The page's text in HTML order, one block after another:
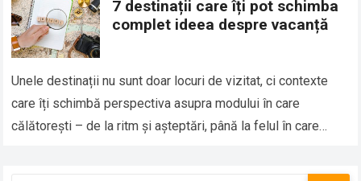
7 destinații care îți pot schimba
complet ideea despre vacanță
Unele destinații nu sunt doar locuri de vizitat, ci contexte
care îți schimbă perspectiva asupra modului în care
călătorești – de la ritm și așteptări, până la felul în care…